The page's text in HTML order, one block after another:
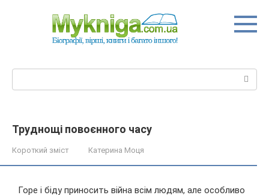
Труднощі повоєнного часу
Короткий зміст Катерина Моця
Горе і біду приносить війна всім людям, але особливо